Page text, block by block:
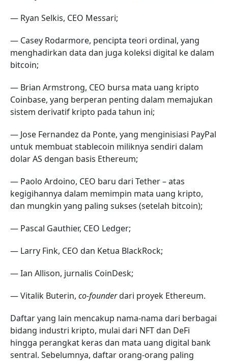
— Ryan Selkis, CEO Messari;
— Casey Rodarmore, pencipta teori ordinal, yang
menghadirkan data dan juga koleksi digital ke dalam
bitcoin;
— Brian Armstrong, CEO bursa mata uang kripto
Coinbase, yang berperan penting dalam memajukan
sistem derivatif kripto pada tahun ini;
— Jose Fernandez da Ponte, yang menginisiasi PayPal
untuk membuat stablecoin miliknya sendiri dalam
dolar AS dengan basis Ethereum;
— Paolo Ardoino, CEO baru dari Tether – atas
kegigihannya dalam memimpin mata uang kripto,
dan mungkin yang paling sukses (setelah bitcoin);
— Pascal Gauthier, CEO Ledger;
— Larry Fink, CEO dan Ketua BlackRock;
— Ian Allison, jurnalis CoinDesk;
— Vitalik Buterin, co-founderdari proyek Ethereum.
Daftar yang lain mencakup nama-nama dari berbagai
bidang industri kripto, mulai dari NFT dan DeFi
hingga perangkat keras dan mata uang digital bank
sentral. Sebelumnya, daftar orang-orang paling